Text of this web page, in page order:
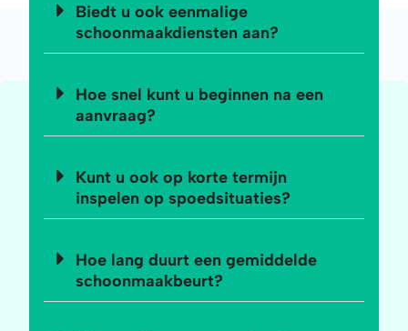
Biedt u ook eenmalige
schoonmaakdiensten aan?
Hoe snel kunt u beginnen na een
aanvraag?
Kunt u ook op korte termijn
inspelen op spoedsituaties?
Hoe lang duurt een gemiddelde
schoonmaakbeurt?